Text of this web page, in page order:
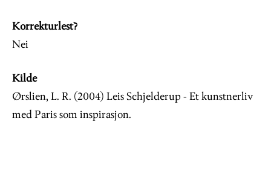
Korrekturlest?
Nei
Kilde
Ørslien, L. R. (2004) Leis Schjelderup - Et kunstnerliv
med Paris som inspirasjon.